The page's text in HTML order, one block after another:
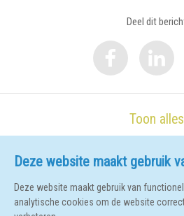
Deze website maakt gebruik
Deze website maakt gebruik van
analytische cookies om de website
Deel dit
Toon alles
De Ark
Vincent van
1741 JR